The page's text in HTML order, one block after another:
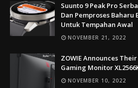
Suunto 9 Peak Pro
Dan Pemproses Baharu
Untuk Tempahan Awal
NOVEMBER 21, 2022
ZOWIE Announces
Gaming Monitor
NOVEMBER 10, 2022